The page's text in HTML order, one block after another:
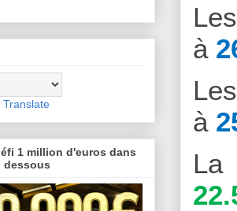
à
à
La
Translate
1 million d'euros dans
dessous